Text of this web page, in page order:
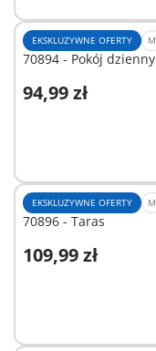
EKSKLUZYWNE OFERTY M
70894 - Pokój dzienny
94,99 zł
Dodaj do koszyka
EKSKLUZYWNE OFERTY M
70896 - Taras
109,99 zł
Dodaj do koszyka